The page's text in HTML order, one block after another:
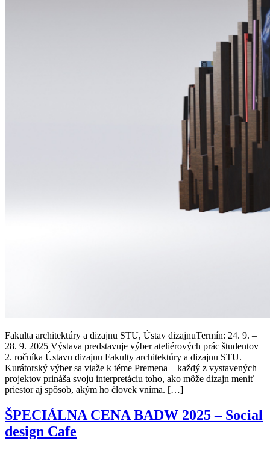
Fakulta architektúry a dizajnu STU, Ústav dizajnuTermín: 24. 9. –
28. 9. 2025 Výstava predstavuje výber ateliérových prác študentov
2. ročníka Ústavu dizajnu Fakulty architektúry a dizajnu STU.
Kurátorský výber sa viaže k téme Premena – každý z vystavených
projektov prináša svoju interpretáciu toho, ako môže dizajn meniť
priestor aj spôsob, akým ho človek vníma. […]
ŠPECIÁLNA CENA BADW 2025 – Social
design Cafe